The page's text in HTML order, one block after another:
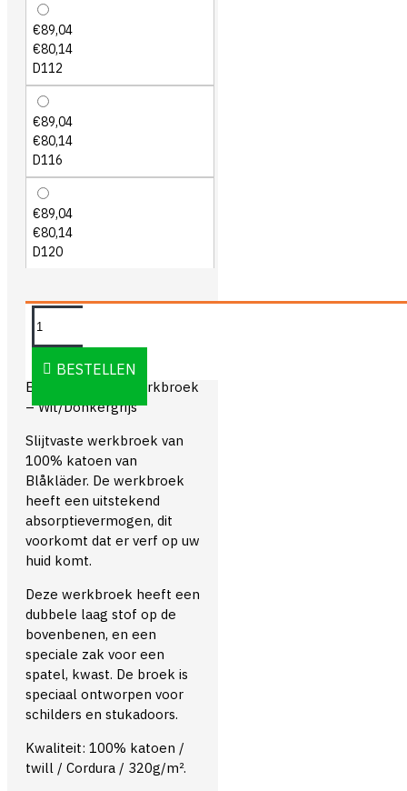
€89,04
€80,14
D112
€89,04
€80,14
D116
€89,04
€80,14
D120
BESTELLEN
OMSCHRIJVING
Blåkläder 1531 Werkbroek
– Wit/Donkergrijs
Slijtvaste werkbroek van
100% katoen van
Blåkläder. De werkbroek
heeft een uitstekend
absorptievermogen, dit
voorkomt dat er verf op uw
huid komt.
Deze werkbroek heeft een
dubbele laag stof op de
bovenbenen, en een
speciale zak voor een
spatel, kwast. De broek is
speciaal ontworpen voor
schilders en stukadoors.
Kwaliteit: 100% katoen /
twill / Cordura / 320g/m².